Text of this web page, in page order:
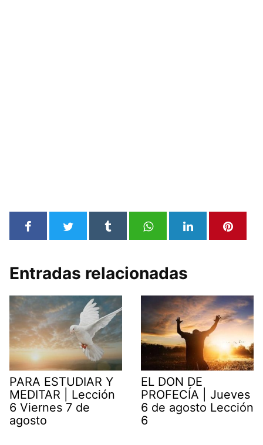
Entradas relacionadas
PARA ESTUDIAR Y
MEDITAR | Lección
6 Viernes 7 de
agosto
EL DON DE
PROFECÍA | Jueves
6 de agosto Lección
6